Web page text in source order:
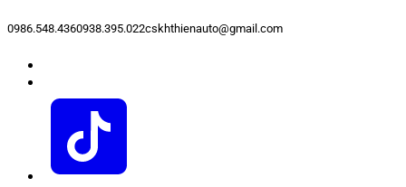
0986.548.4360938.395.022cskhthienauto@gmail.com